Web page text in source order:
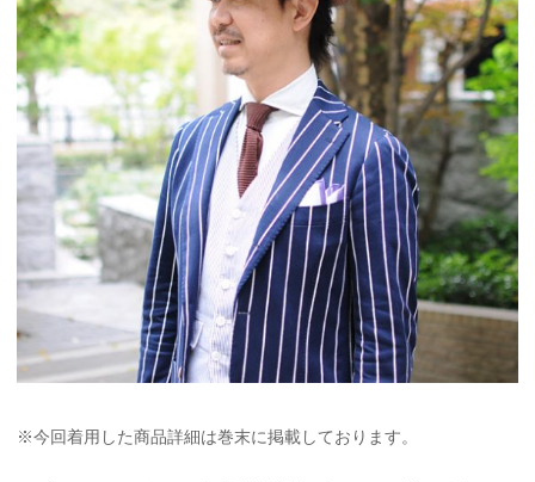
※今回着用した商品詳細は巻末に掲載しております。